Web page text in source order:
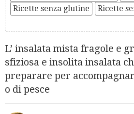
Ricette senza glutine
Ricette
L’ insalata mista fragole e
sfiziosa e insolita insalata
preparare per
o di pesce